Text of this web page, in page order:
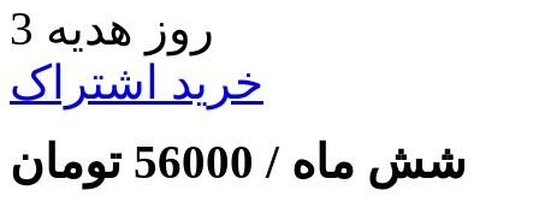
3 روز هدیه
خرید اشتراک
شش ماه / 56000 تومان